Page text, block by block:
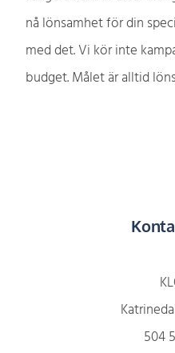
nå lönsamhet för din
med det. Vi kör inte
budget. Målet är alltid
504